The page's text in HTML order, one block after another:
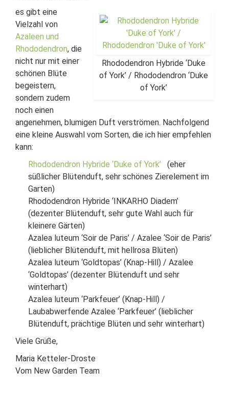
Rhododendron Hybride ‘Duke
of York’ / Rhododendron ‘Duke
of York’
es gibt eine
Vielzahl von
Azaleen und
Rhododendron, die
nicht nur mit einer
schönen Blüte
begeistern,
sondern zudem
noch einen
angenehmen, blumigen Duft verströmen. Nachfolgend
eine kleine Auswahl vom Sorten, die ich hier empfehlen
kann:
Rhododendron Hybride ‘Duke of York’ (eher
süßlicher Blütenduft, sehr schönes Zierelement im
Garten)
Rhododendron Hybride ‘INKARHO Diadem’
(dezenter Blütenduft, sehr gute Wahl auch für
kleinere Gärten)
Azalea luteum ‘Soir de Paris’ / Azalee ‘Soir de Paris’
(lieblicher Blütenduft, mit hellrosa Blüten)
Azalea luteum ‘Goldtopas’ (Knap-Hill) / Azalee
‘Goldtopas’ (dezenter Blütenduft und sehr
winterhart)
Azalea luteum ‘Parkfeuer’ (Knap-Hill) /
Laubabwerfende Azalee ‘Parkfeuer’ (lieblicher
Blütenduft, prächtige Blüten und sehr winterhart)
Viele Grüße,
Maria Ketteler-Droste
Vom New Garden Team